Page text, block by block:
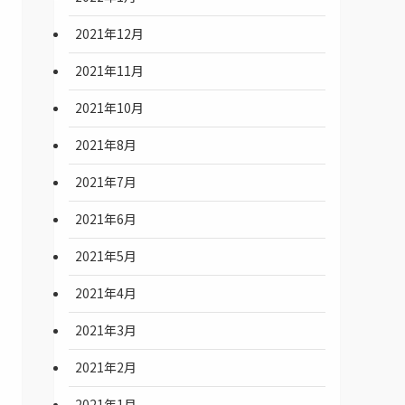
2021年12月
2021年11月
2021年10月
2021年8月
2021年7月
2021年6月
2021年5月
2021年4月
2021年3月
2021年2月